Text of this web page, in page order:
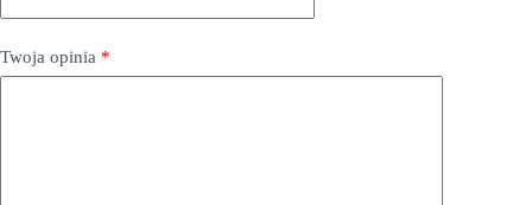
Twoja opinia *